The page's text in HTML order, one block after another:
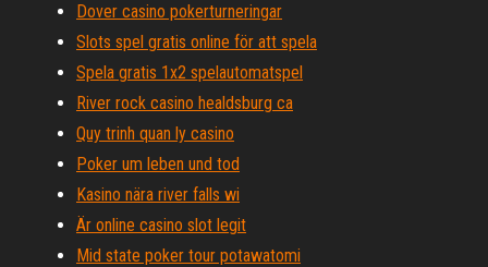
Dover casino pokerturneringar
Slots spel gratis online för att spela
Spela gratis 1x2 spelautomatspel
River rock casino healdsburg ca
Quy trinh quan ly casino
Poker um leben und tod
Kasino nära river falls wi
Är online casino slot legit
Mid state poker tour potawatomi